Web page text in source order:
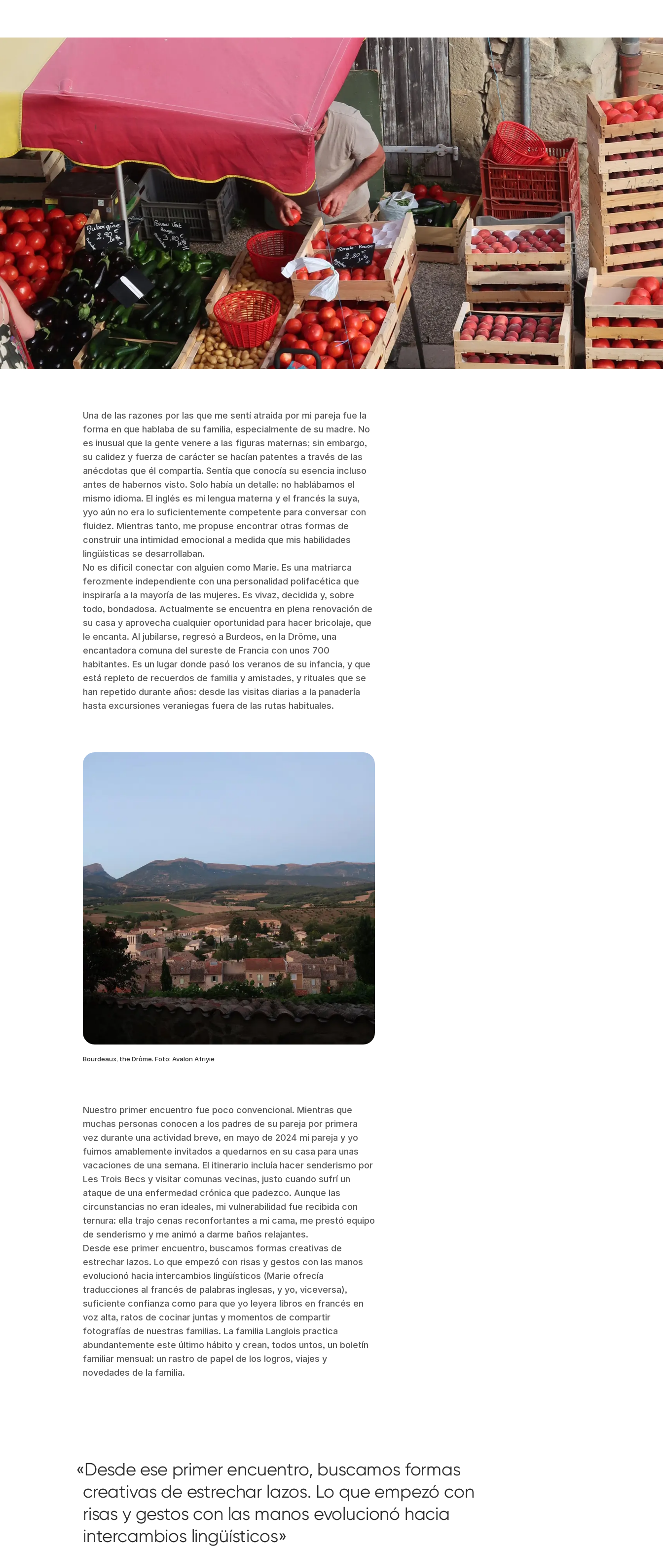
Una de las razones por las que me sentí atraída por mi pareja fue la
forma en que hablaba de su familia, especialmente de su madre. No
es inusual que la gente venere a las figuras maternas; sin embargo,
su calidez y fuerza de carácter se hacían patentes a través de las
anécdotas que él compartía. Sentía que conocía su esencia incluso
antes de habernos visto. Solo había un detalle: no hablábamos el
mismo idioma. El inglés es mi lengua materna y el francés la suya,
yyo aún no era lo suficientemente competente para conversar con
fluidez. Mientras tanto, me propuse encontrar otras formas de
construir una intimidad emocional a medida que mis habilidades
lingüísticas se desarrollaban.
No es difícil conectar con alguien como Marie. Es una matriarca
ferozmente independiente con una personalidad polifacética que
inspiraría a la mayoría de las mujeres. Es vivaz, decidida y, sobre
todo, bondadosa. Actualmente se encuentra en plena renovación de
su casa y aprovecha cualquier oportunidad para hacer bricolaje, que
le encanta. Al jubilarse, regresó a Burdeos, en la Drôme, una
encantadora comuna del sureste de Francia con unos 700
habitantes. Es un lugar donde pasó los veranos de su infancia, y que
está repleto de recuerdos de familia y amistades, y rituales que se
han repetido durante años: desde las visitas diarias a la panadería
hasta excursiones veraniegas fuera de las rutas habituales.
Bourdeaux, the Drôme. Foto: Avalon Afriyie
Nuestro primer encuentro fue poco convencional. Mientras que
muchas personas conocen a los padres de su pareja por primera
vez durante una actividad breve, en mayo de 2024 mi pareja y yo
fuimos amablemente invitados a quedarnos en su casa para unas
vacaciones de una semana. El itinerario incluía hacer senderismo por
Les Trois Becs y visitar comunas vecinas, justo cuando sufrí un
ataque de una enfermedad crónica que padezco. Aunque las
circunstancias no eran ideales, mi vulnerabilidad fue recibida con
ternura: ella trajo cenas reconfortantes a mi cama, me prestó equipo
de senderismo y me animó a darme baños relajantes.
Desde ese primer encuentro, buscamos formas creativas de
estrechar lazos. Lo que empezó con risas y gestos con las manos
evolucionó hacia intercambios lingüísticos (Marie ofrecía
traducciones al francés de palabras inglesas, y yo, viceversa),
suficiente confianza como para que yo leyera libros en francés en
voz alta, ratos de cocinar juntas y momentos de compartir
fotografías de nuestras familias. La familia Langlois practica
abundantemente este último hábito y crean, todos untos, un boletín
familiar mensual: un rastro de papel de los logros, viajes y
novedades de la familia.
Desde ese primer encuentro, buscamos formas
creativas de estrechar lazos. Lo que empezó con
risas y gestos con las manos evolucionó hacia
intercambios lingüísticos